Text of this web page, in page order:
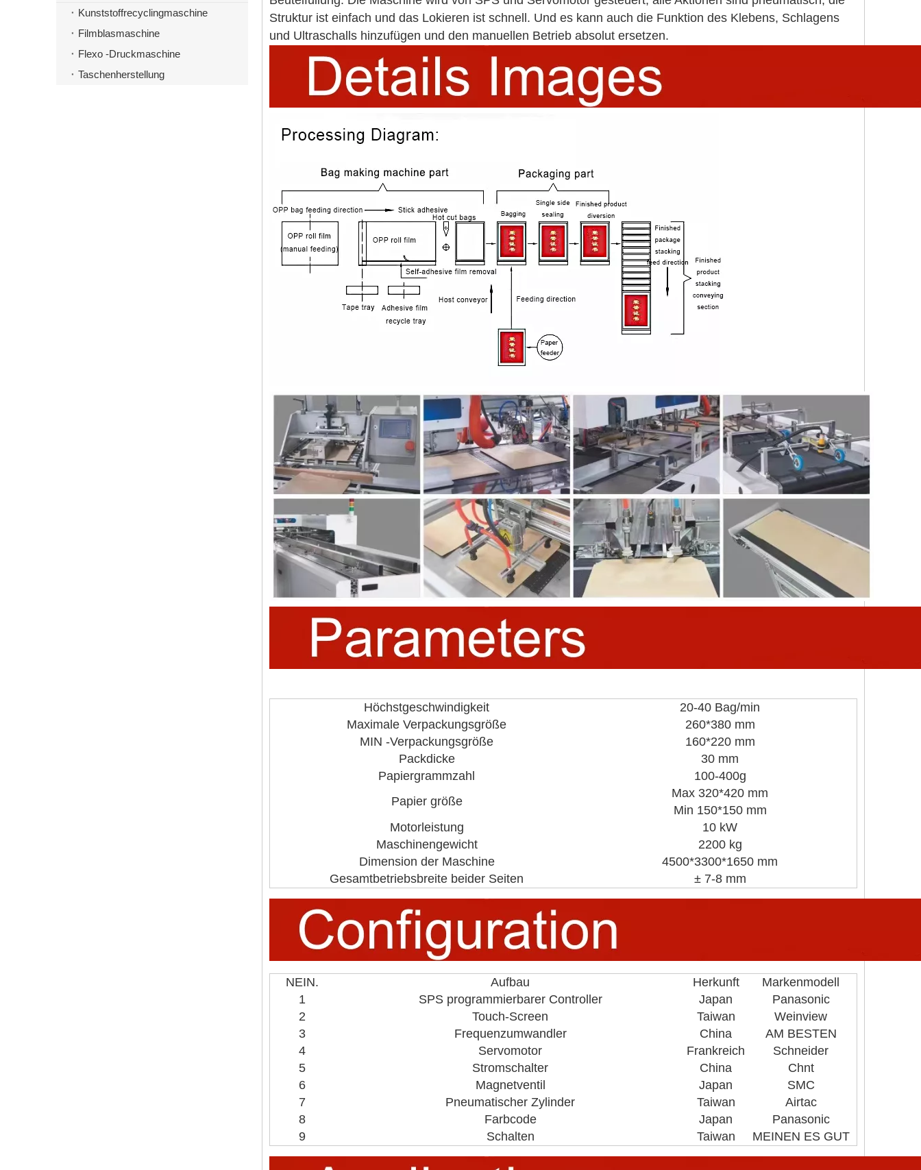
Kunststoffrecyclingmaschine
Filmblasmaschine
Flexo -Druckmaschine
Taschenherstellung
Struktur ist einfach und das Lokieren ist schnell. Und es kann auch die Funktion des Klebens, Schlagens
und Ultraschalls hinzufügen und den manuellen Betrieb absolut ersetzen.
Höchstgeschwindigkeit
20-40 Bag/min
Maximale Verpackungsgröße
260*380 mm
MIN -Verpackungsgröße
160*220 mm
Packdicke
30 mm
Papiergrammzahl
100-400g
Papier größe
Max 320*420 mm
Min 150*150 mm
Motorleistung
10 kW
Maschinengewicht
2200 kg
Dimension der Maschine
4500*3300*1650 mm
Gesamtbetriebsbreite beider Seiten
± 7-8 mm
NEIN. Aufbau Herkunft
Markenmodell
1
SPS programmierbarer Controller Japan
Panasonic
2
Touch-Screen Taiwan
Weinview
3
Frequenzumwandler China
AM BESTEN
4
Servomotor Frankreich
Schneider
5
Stromschalter China
Chnt
6
Magnetventil Japan
SMC
7
Pneumatischer Zylinder Taiwan
Airtac
8
Farbcode Japan
Panasonic
9
Schalten Taiwan MEINEN ES GUT